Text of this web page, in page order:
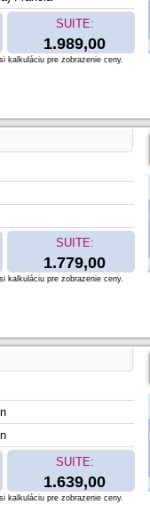
SUITE:
1.989,00
kalkuláciu pre zobrazenie ceny.
SUITE:
1.779,00
kalkuláciu pre zobrazenie ceny.
SUITE:
1.639,00
kalkuláciu pre zobrazenie ceny.